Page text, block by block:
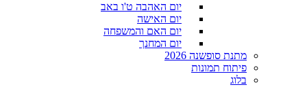
יום האהבה ט'ו באב
יום האישה
יום האם והמשפחה
יום המחנך
מתנת סופשנה 2026
פיתוח תמונות
בלוג